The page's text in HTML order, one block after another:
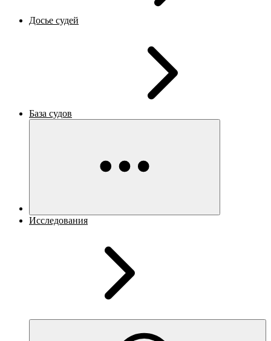
Досье судей
База судов
Исследования